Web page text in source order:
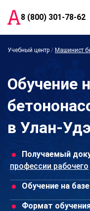
8 (800) 301-78-62
Учебный центр / Машинист
Обучение
в Улан-Удэ
Получаемый
профессии рабочего
Обучение на
Формат